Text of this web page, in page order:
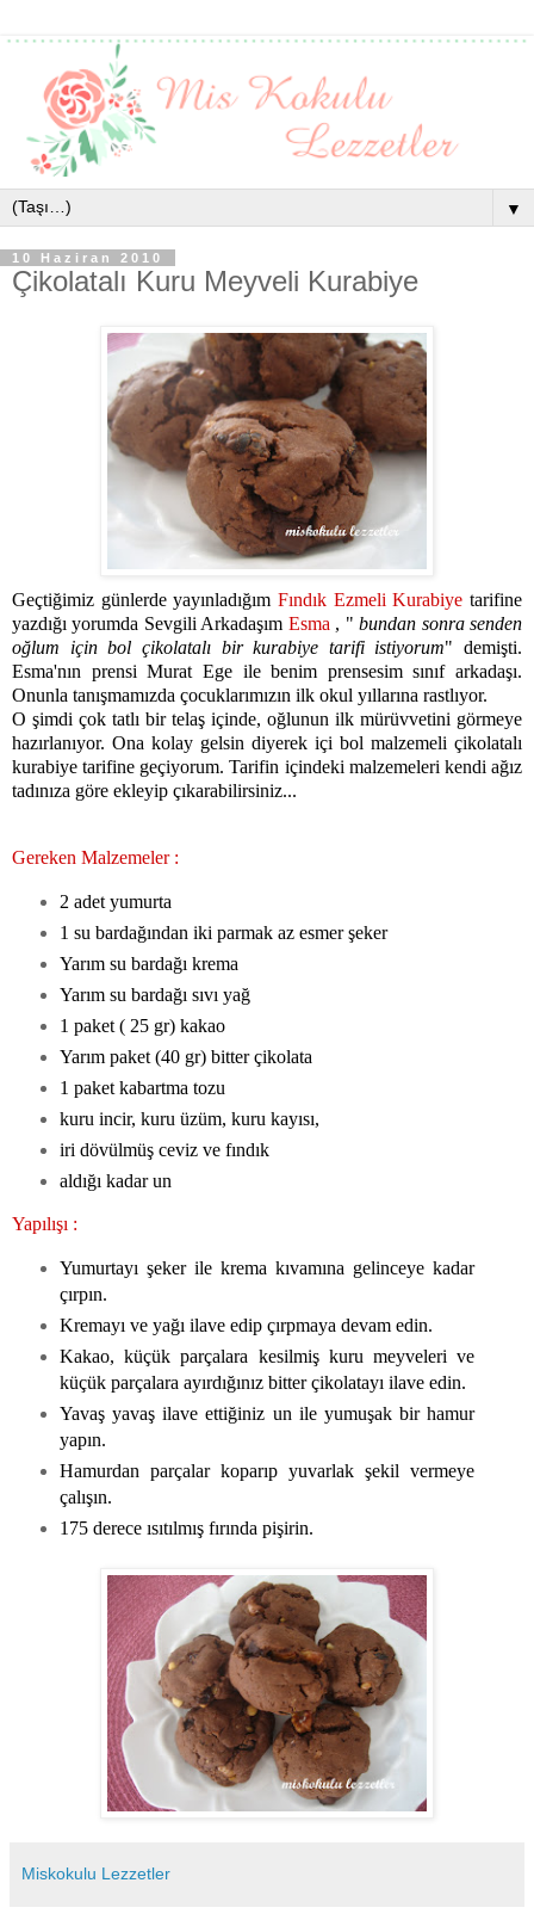
▼
10 Haziran 2010
Çikolatalı Kuru Meyveli Kurabiye
Geçtiğimiz günlerde yayınladığım Fındık Ezmeli Kurabiye tarifine
yazdığı yorumda Sevgili Arkadaşım Esma , "bundan sonra senden
oğlum için bol çikolatalı bir kurabiye tarifi istiyorum" demişti.
Esma'nın prensi Murat Ege ile benim prensesim sınıf arkadaşı.
Onunla tanışmamızda çocuklarımızın ilk okul yıllarına rastlıyor.
O şimdi çok tatlı bir telaş içinde, oğlunun ilk mürüvvetini görmeye
hazırlanıyor. Ona kolay gelsin diyerek içi bol malzemeli çikolatalı
kurabiye tarifine geçiyorum. Tarifin içindeki malzemeleri kendi ağız
tadınıza göre ekleyip çıkarabilirsiniz...
Gereken Malzemeler :
2 adet yumurta
1 su bardağından iki parmak az esmer şeker
Yarım su bardağı krema
Yarım su bardağı sıvı yağ
1 paket ( 25 gr) kakao
Yarım paket (40 gr) bitter çikolata
1 paket kabartma tozu
kuru incir, kuru üzüm, kuru kayısı,
iri dövülmüş ceviz ve fındık
aldığı kadar un
Yapılışı :
Yumurtayı şeker ile krema kıvamına gelinceye kadar
çırpın.
Kremayı ve yağı ilave edip çırpmaya devam edin.
Kakao, küçük parçalara kesilmiş kuru meyveleri ve
küçük parçalara ayırdığınız bitter çikolatayı ilave edin.
Yavaş yavaş ilave ettiğiniz un ile yumuşak bir hamur
yapın.
Hamurdan parçalar koparıp yuvarlak şekil vermeye
çalışın.
175 derece ısıtılmış fırında pişirin.
Miskokulu Lezzetler